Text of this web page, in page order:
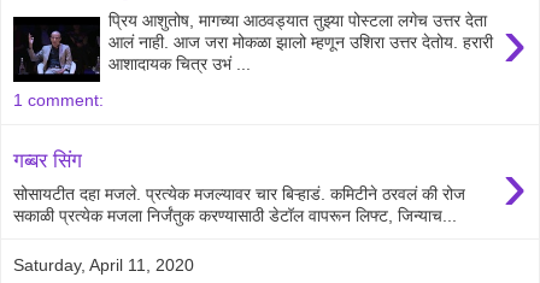
›
प्रिय आशुतोष, मागच्या आठवड्यात तुझ्या पोस्टला लगेच उत्तर देता
आलं नाही. आज जरा मोकळा झालो म्हणून उशिरा उत्तर देतोय. हरारी
आशादायक चित्र उभं ...
1 comment:
गब्बर सिंग ›
सोसायटीत दहा मजले. प्रत्येक मजल्यावर चार बिऱ्हाडं. कमिटीने ठरवलं की रोज
सकाळी प्रत्येक मजला निर्जंतुक करण्यासाठी डेटॉल वापरून लिफ्ट, जिन्याच...
Saturday, April 11, 2020